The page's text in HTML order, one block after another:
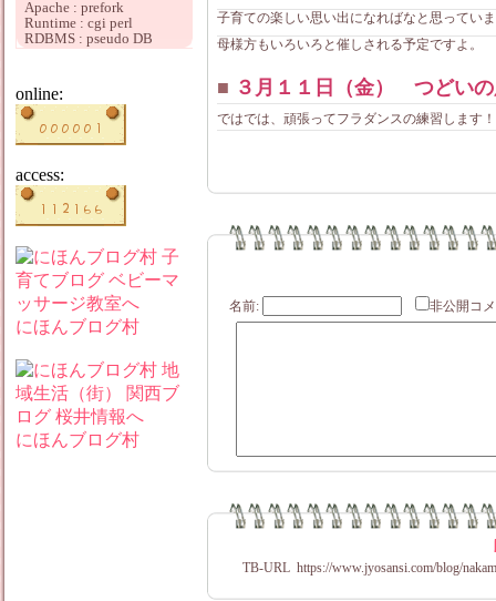
子育ての楽しい思い出になればなと思ってい
母様方もいろいろと催しされる予定ですよ。
■ ３月１１日（金） つどい
ではでは、頑張ってフラダンスの練習します
名前: 非公開
TB-URL https://www.jyosansi.com/blog/
Apache : prefork
Runtime : cgi perl
RDBMS : pseudo DB
online:
access:
にほんブログ村
にほんブログ村